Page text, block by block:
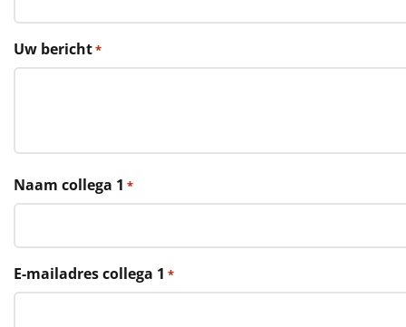
€100 en hoger
Alle kerstpakketten 2026
Rituals
Mannen
Uw bericht*
Naam collega 1 *
E-mailadres collega 1 *